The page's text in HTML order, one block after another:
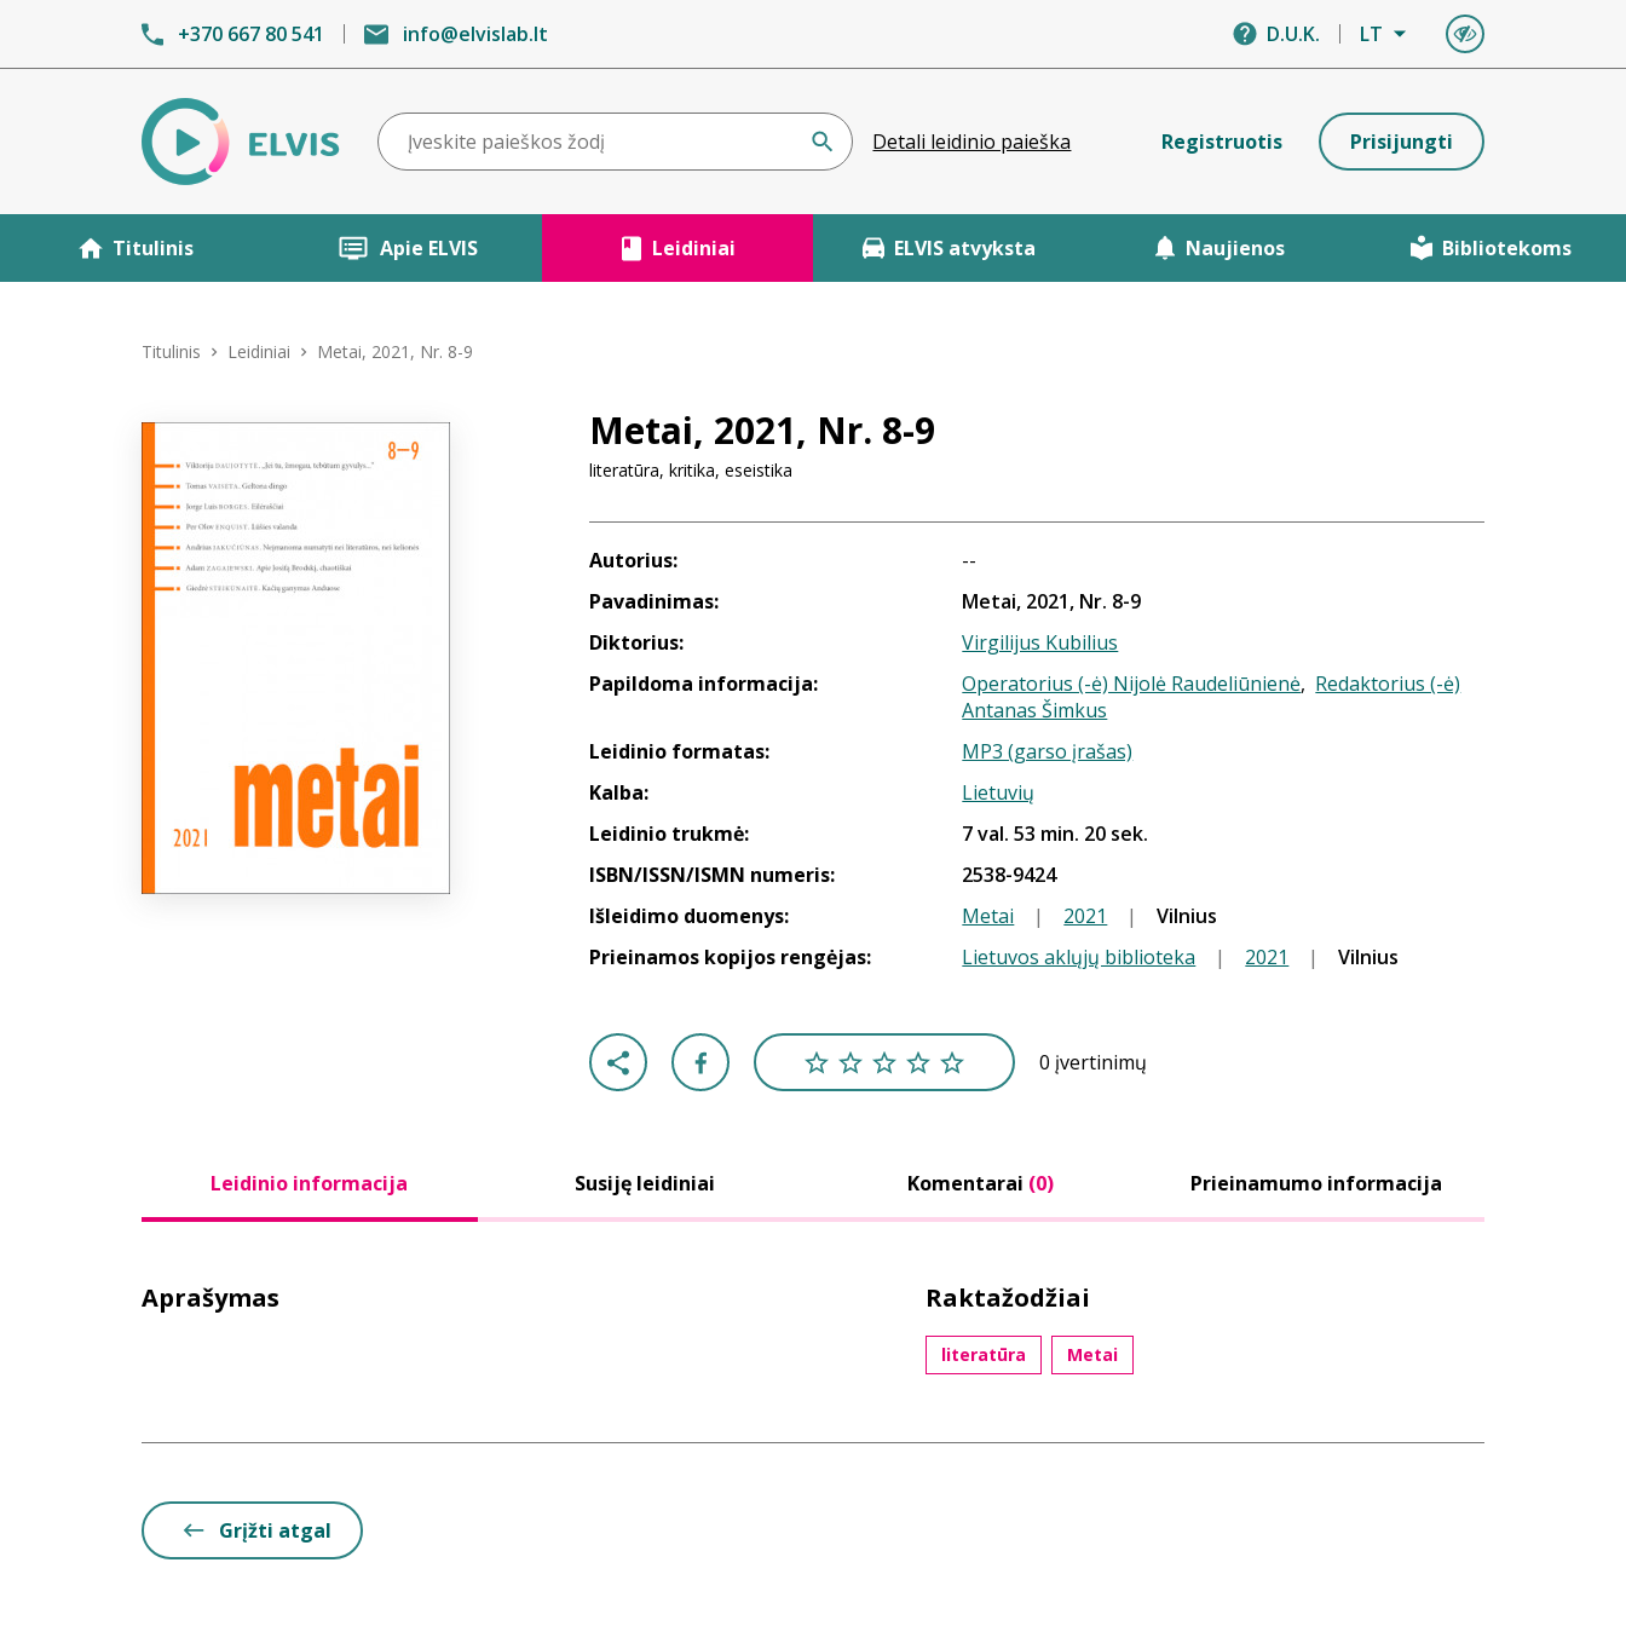
+370 667 80 541 info@elvislab.lt D.U.K. LT
Detali leidinio paieška Registruotis Prisijungti
Titulinis Apie ELVIS Leidiniai ELVIS atvyksta Naujienos Bibliotekoms
Titulinis Leidiniai Metai, 2021, Nr. 8-9
Metai, 2021, Nr. 8-9
literatūra, kritika, eseistika
Autorius:
--
Pavadinimas:
Metai, 2021, Nr. 8-9
Diktorius:
Virgilijus Kubilius
Papildoma informacija:
Operatorius (-ė) Nijolė Raudeliūnienė, Redaktorius (-ė)
Antanas Šimkus
Leidinio formatas:
MP3 (garso įrašas)
Kalba:
Lietuvių
Leidinio trukmė:
7 val. 53 min. 20 sek.
ISBN/ISSN/ISMN numeris:
2538-9424
Išleidimo duomenys:
Metai | 2021 |
Vilnius
Prieinamos kopijos rengėjas:
Lietuvos aklųjų biblioteka | 2021 | Vilnius
0 įvertinimų
Leidinio informacija Susiję leidiniai Komentarai (0) Prieinamumo informacija
Aprašymas Raktažodžiai
literatūra Metai
Grįžti atgal